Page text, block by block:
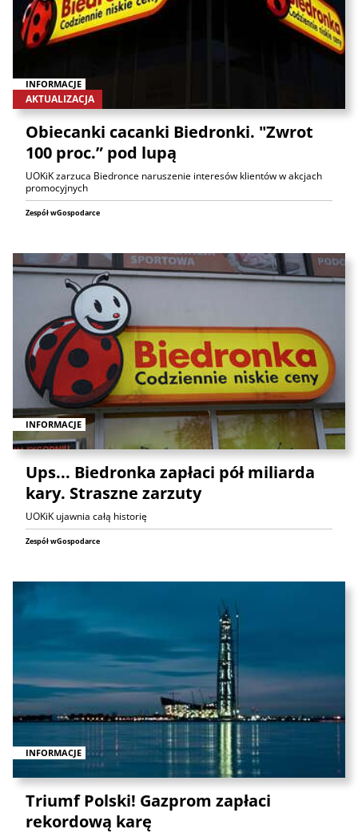
INFORMACJE
AKTUALIZACJA
Obiecanki cacanki Biedronki. "Zwrot
100 proc.” pod lupą
UOKiK zarzuca Biedronce naruszenie interesów klientów w akcjach
promocyjnych
Zespół wGospodarce
INFORMACJE
Ups... Biedronka zapłaci pół miliarda
kary. Straszne zarzuty
UOKiK ujawnia całą historię
Zespół wGospodarce
INFORMACJE
Triumf Polski! Gazprom zapłaci
rekordową karę